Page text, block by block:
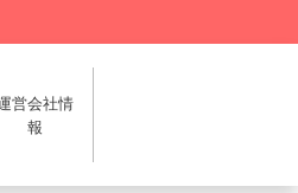
営会社情
報